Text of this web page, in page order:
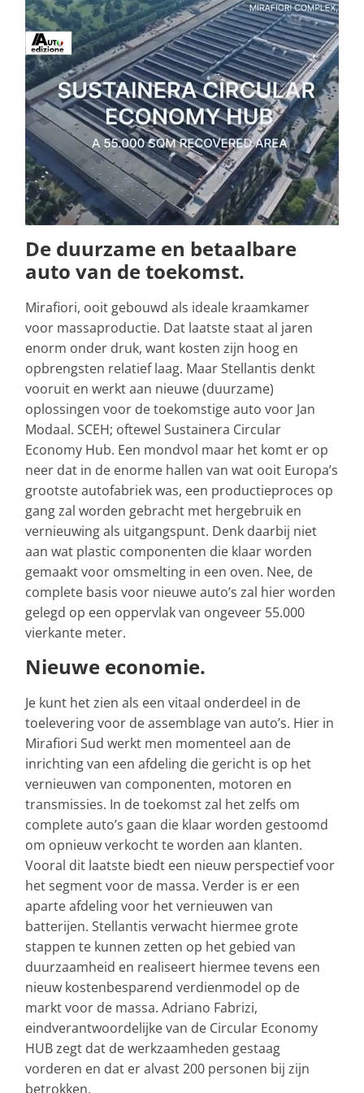
De duurzame en betaalbare
auto van de toekomst.
Mirafiori, ooit gebouwd als ideale kraamkamer
voor massaproductie. Dat laatste staat al jaren
enorm onder druk, want kosten zijn hoog en
opbrengsten relatief laag. Maar Stellantis denkt
vooruit en werkt aan nieuwe (duurzame)
oplossingen voor de toekomstige auto voor Jan
Modaal. SCEH; oftewel Sustainera Circular
Economy Hub. Een mondvol maar het komt er op
neer dat in de enorme hallen van wat ooit Europa’s
grootste autofabriek was, een productieproces op
gang zal worden gebracht met hergebruik en
vernieuwing als uitgangspunt. Denk daarbij niet
aan wat plastic componenten die klaar worden
gemaakt voor omsmelting in een oven. Nee, de
complete basis voor nieuwe auto’s zal hier worden
gelegd op een oppervlak van ongeveer 55.000
vierkante meter.
Nieuwe economie.
Je kunt het zien als een vitaal onderdeel in de
toelevering voor de assemblage van auto’s. Hier in
Mirafiori Sud werkt men momenteel aan de
inrichting van een afdeling die gericht is op het
vernieuwen van componenten, motoren en
transmissies. In de toekomst zal het zelfs om
complete auto’s gaan die klaar worden gestoomd
om opnieuw verkocht te worden aan klanten.
Vooral dit laatste biedt een nieuw perspectief voor
het segment voor de massa. Verder is er een
aparte afdeling voor het vernieuwen van
batterijen. Stellantis verwacht hiermee grote
stappen te kunnen zetten op het gebied van
duurzaamheid en realiseert hiermee tevens een
nieuw kostenbesparend verdienmodel op de
markt voor de massa. Adriano Fabrizi,
eindverantwoordelijke van de Circular Economy
HUB zegt dat de werkzaamheden gestaag
vorderen en dat er alvast 200 personen bij zijn
betrokken.